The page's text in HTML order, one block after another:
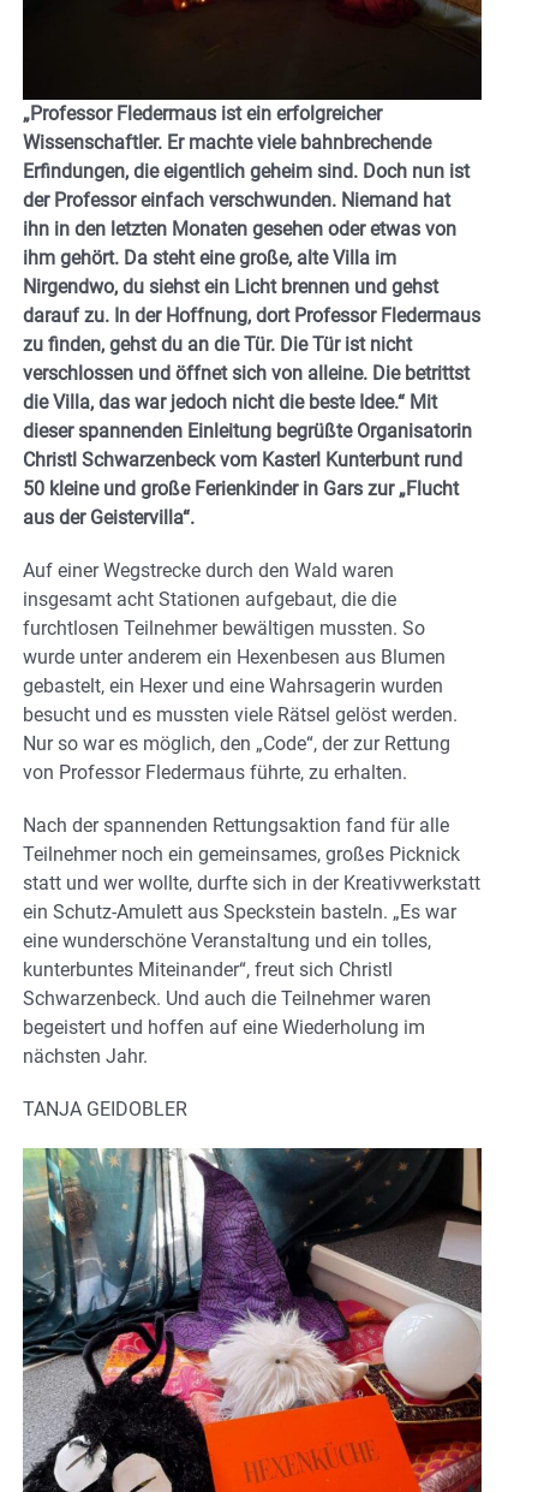
„Professor Fledermaus ist ein erfolgreicher
Wissenschaftler. Er machte viele bahnbrechende
Erfindungen, die eigentlich geheim sind. Doch nun ist
der Professor einfach verschwunden. Niemand hat
ihn in den letzten Monaten gesehen oder etwas von
ihm gehört. Da steht eine große, alte Villa im
Nirgendwo, du siehst ein Licht brennen und gehst
darauf zu. In der Hoffnung, dort Professor Fledermaus
zu finden, gehst du an die Tür. Die Tür ist nicht
verschlossen und öffnet sich von alleine. Die betrittst
die Villa, das war jedoch nicht die beste Idee.“ Mit
dieser spannenden Einleitung begrüßte Organisatorin
Christl Schwarzenbeck vom Kasterl Kunterbunt rund
50 kleine und große Ferienkinder in Gars zur „Flucht
aus der Geistervilla“.
Auf einer Wegstrecke durch den Wald waren
insgesamt acht Stationen aufgebaut, die die
furchtlosen Teilnehmer bewältigen mussten. So
wurde unter anderem ein Hexenbesen aus Blumen
gebastelt, ein Hexer und eine Wahrsagerin wurden
besucht und es mussten viele Rätsel gelöst werden.
Nur so war es möglich, den „Code“, der zur Rettung
von Professor Fledermaus führte, zu erhalten.
Nach der spannenden Rettungsaktion fand für alle
Teilnehmer noch ein gemeinsames, großes Picknick
statt und wer wollte, durfte sich in der Kreativwerkstatt
ein Schutz-Amulett aus Speckstein basteln. „Es war
eine wunderschöne Veranstaltung und ein tolles,
kunterbuntes Miteinander“, freut sich Christl
Schwarzenbeck. Und auch die Teilnehmer waren
begeistert und hoffen auf eine Wiederholung im
nächsten Jahr.
TANJA GEIDOBLER